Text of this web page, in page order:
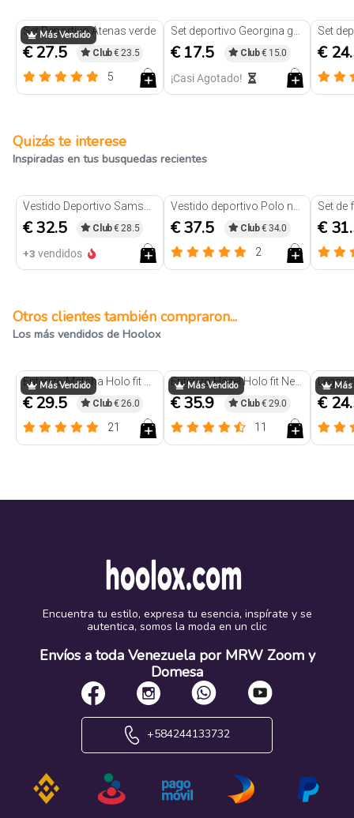
Más Vendido
Set Deportivo Atenas verde
€ 27.5 Club€ 23.5
5
€ 17.5 Club€ 15.0
¡Casi Agotado!
€
Quizás te interese
Inspiradas en tus busquedas recientes
€ 32.5 Club€ 28.5
+3 vendidos
€ 37.5 Club€ 34.0
2
€
Otros clientes también compraron...
Los más vendidos de Hoolox
Más Vendido
€ 29.5 Club€ 26.0
21
Más Vendido Enterizo Hazel Holo fit Negro
€ 35.9 Club€ 29.0
11
Más
€
Encuentra tu estilo, expresa tu esencia, inspírate y se
autentica, somos la moda en un clic
Envíos a toda Venezuela por MRW Zoom y
Domesa
+584244133732